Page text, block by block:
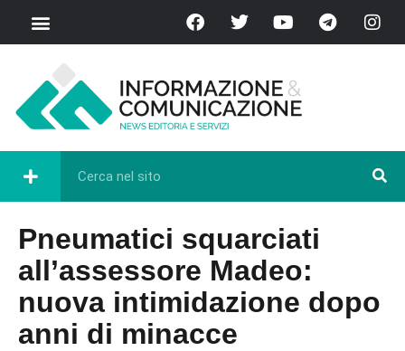
Pneumatici squarciati
all’assessore Madeo:
nuova intimidazione dopo
anni di minacce